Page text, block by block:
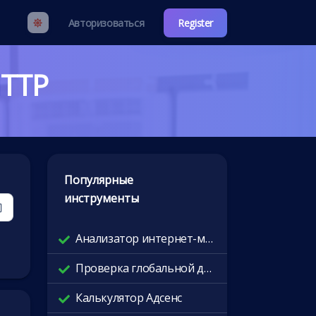
Авторизоваться Register
Популярные
инструменты
Анализатор интернет-маршрутов
Проверка глобальной доступности
Калькулятор Адсенс